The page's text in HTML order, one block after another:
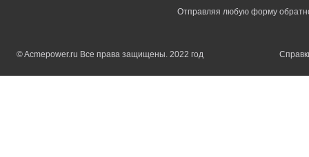
Отправляя любую форму
© Acmepower.ru Все права защищены. 2022 год